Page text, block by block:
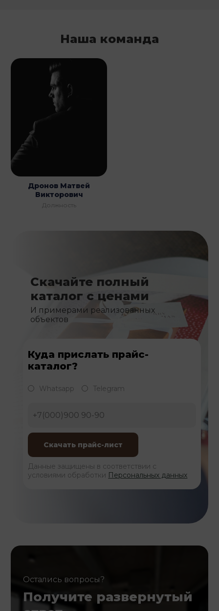
Наша команда
Дронов Матвей
Викторович
Должность
Скачайте полный
каталог с ценами
И примерами реализованных
объектов
Куда прислать прайс-
каталог?
Whatsapp Telegram
Данные защищены в соответствии с
условиями обработки Персональных данных
Остались вопросы?
Получите развернутый